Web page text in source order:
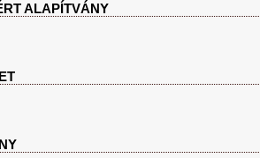
ALAPÍTVÁNY